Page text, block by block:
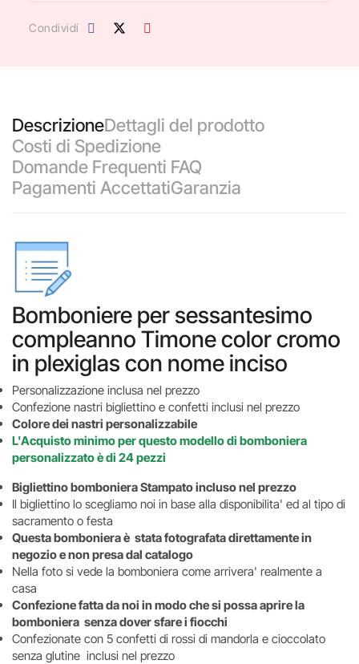
Condividi
DescrizioneDettagli del prodotto
Costi di Spedizione
Domande Frequenti FAQ
Pagamenti AccettatiGaranzia
Bomboniere per sessantesimo
compleanno Timone color cromo
in plexiglas con nome inciso
Personalizzazione inclusa nel prezzo
Confezione nastri bigliettino e confetti inclusi nel prezzo
Colore dei nastri personalizzabile
L'Acquisto minimo per questo modello di bomboniera
personalizzato è di 24 pezzi
Bigliettino bomboniera Stampato incluso nel prezzo
Il bigliettino lo scegliamo noi in base alla disponibilita' ed al tipo di
sacramento o festa
Questa bomboniera è stata fotografata direttamente in
negozio e non presa dal catalogo
Nella foto si vede la bomboniera come arrivera' realmente a
casa
Confezione fatta da noi in modo che si possa aprire la
bomboniera senza dover sfare i fiocchi
Confezionate con 5 confetti di rossi di mandorla e cioccolato
senza glutine inclusi nel prezzo